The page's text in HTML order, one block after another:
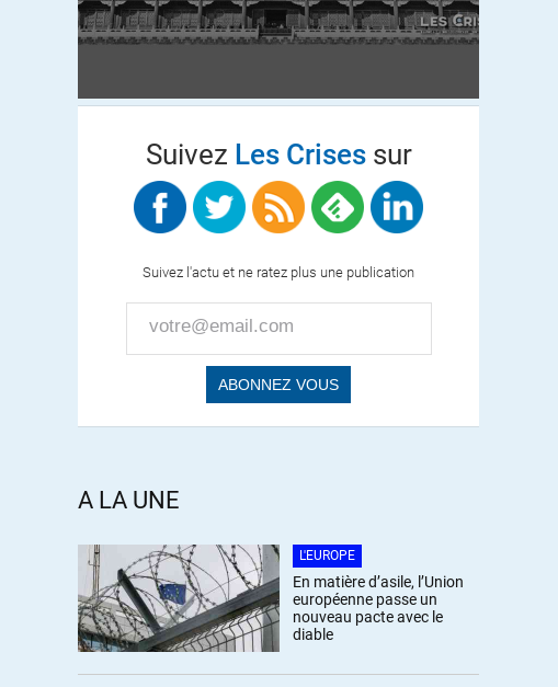
Suivez Les Crisessur
Suivez l'actu et ne ratez plus une publication
A LA UNE
L'EUROPE
En matière d’asile, l’Union
européenne passe un
nouveau pacte avec le
diable